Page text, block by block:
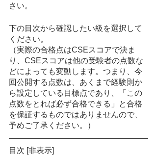
さい。
下の目次から確認したい級を選択して
ください。
（実際の合格点はCSEスコアで決ま
り、CSEスコアは他の受験者の点数な
どによっても変動します。つまり、今
回公開する点数は、あくまで経験則か
ら設定している目標点であり、「この
点数をとれば必ず合格できる」と合格
を保証するものではありませんので、
予めご了承ください。）
目次 [非表示]